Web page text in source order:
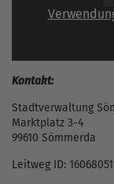
Kontakt:
Stadtverwaltung
Marktplatz 3-4
99610 Sömmerda
Leitweg ID: